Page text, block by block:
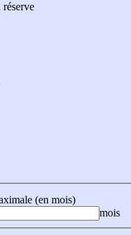
réserve
(en mois)
mois